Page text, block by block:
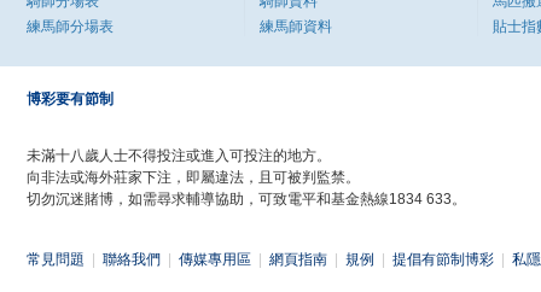
練馬師分場表
練馬師資料
貼士指
博彩要有節制
未滿十八歲人士不得投注或進入可投注的地方。
向非法或海外莊家下注，即屬違法，且可被判監禁。
切勿沉迷賭博，如需尋求輔導協助，可致電平和基金熱線1834 633。
常見問題 聯絡我們 傳媒專用區 網頁指南 規例 提倡有節制博彩 私